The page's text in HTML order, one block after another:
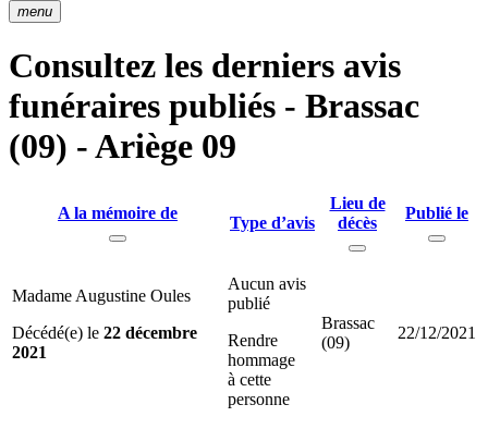
menu
Consultez les derniers avis
funéraires publiés - Brassac
(09) - Ariège 09
A la mémoire de
Type d’avis
Lieu de
décès
Publié le
Madame Augustine Oules
Décédé(e) le 22 décembre
2021
Aucun avis
publié
Rendre
hommage
à cette
personne
Brassac
(09)
22/12/2021